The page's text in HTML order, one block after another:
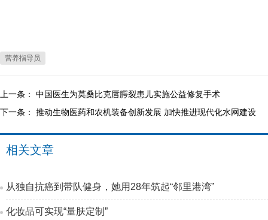
营养指导员
上一条： 中国医生为莫桑比克唇腭裂患儿实施公益修复手术
下一条： 推动生物医药和农机装备创新发展 加快推进现代化水网建设
相关文章
从独自抗癌到带队健身，她用28年筑起“邻里港湾”
化妆品可实现“量肤定制”